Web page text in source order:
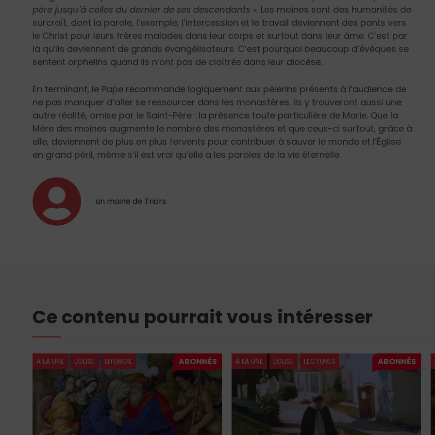
père jusqu’à celles du dernier de ses descendants ». Les moines sont des humanités de
surcroît, dont la parole, l’exemple, l’intercession et le travail deviennent des ponts vers
le Christ pour leurs frères malades dans leur corps et surtout dans leur âme. C’est par
là qu’ils deviennent de grands évangélisateurs. C’est pourquoi beaucoup d’évêques se
sentent orphelins quand ils n’ont pas de cloîtrés dans leur diocèse.
En terminant, le Pape recommande logiquement aux pèlerins présents à l’audience de
ne pas manquer d’aller se ressourcer dans les monastères. Ils y trouveront aussi une
autre réalité, omise par le Saint-Père : la présence toute particulière de Marie. Que la
Mère des moines augmente le nombre des monastères et que ceux-ci surtout, grâce à
elle, deviennent de plus en plus fervents pour contribuer à sauver le monde et l’Église
en grand péril, même s’il est vrai qu’elle a les paroles de la vie éternelle.
un moine de Triors
Ce contenu pourrait vous intéresser
À LA UNE ÉGLISE LITURGIE À LA UNE ÉGLISE LECTURES